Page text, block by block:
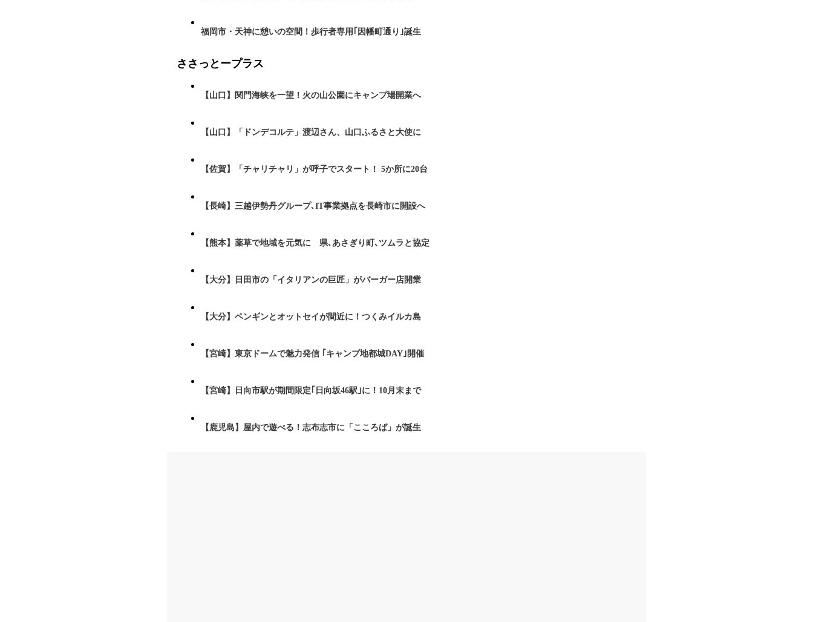
福岡市・天神に憩いの空間！歩行者専用｢因幡町通り｣誕生
ささっとープラス
【山口】関門海峡を一望！火の山公園にキャンプ場開業へ
【山口】「ドンデコルテ」渡辺さん、山口ふるさと大使に
【佐賀】「チャリチャリ」が呼子でスタート！ 5か所に20台
【長崎】三越伊勢丹グループ､IT事業拠点を長崎市に開設へ
【熊本】薬草で地域を元気に 県､あさぎり町､ツムラと協定
【大分】日田市の「イタリアンの巨匠」がバーガー店開業
【大分】ペンギンとオットセイが間近に！つくみイルカ島
【宮崎】東京ドームで魅力発信 ｢キャンプ地都城DAY｣開催
【宮崎】日向市駅が期間限定｢日向坂46駅｣に！10月末まで
【鹿児島】屋内で遊べる！志布志市に「こころば」が誕生